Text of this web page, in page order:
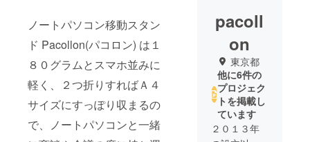
ノートパソコン移動スタン
ド Pacollon(パコロン) は１
８０グラムとスマホ並みに
軽く、２つ折りすればＡ４
サイズにすっぽり収まるの
で、ノートパソコンと一緒
pacoll
on
東京都
他に6件の
プロジェク
トを掲載し
ています
２０１３年